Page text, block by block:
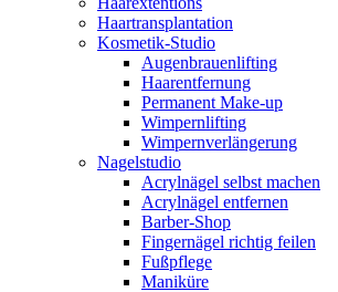
Haartransplantation
Kosmetik-Studio
Augenbrauenlifting
Haarentfernung
Permanent Make-up
Wimpernlifting
Wimpernverlängerung
Nagelstudio
Acrylnägel selbst machen
Acrylnägel entfernen
Barber-Shop
Fingernägel richtig feilen
Fußpflege
Maniküre